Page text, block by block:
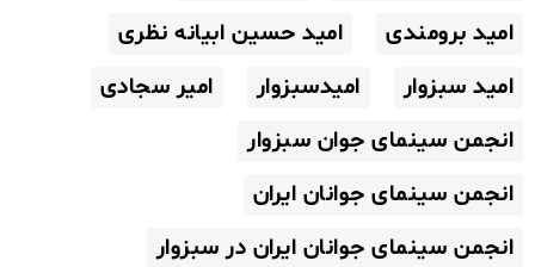
امید برومندی
امید حسین ابیانه نظری
امید سبزوار
امیدسبزوار
امیر سجادی
انجمن سینمای جوان سبزوار
انجمن سینمای جوانان ایران
انجمن سینمای جوانان ایران در سبزوار